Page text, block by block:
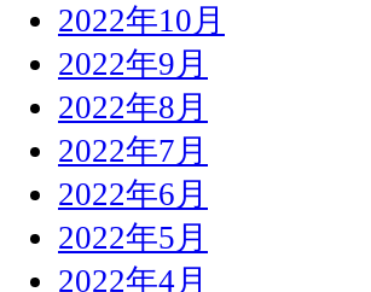
2022年10月
2022年9月
2022年8月
2022年7月
2022年6月
2022年5月
2022年4月